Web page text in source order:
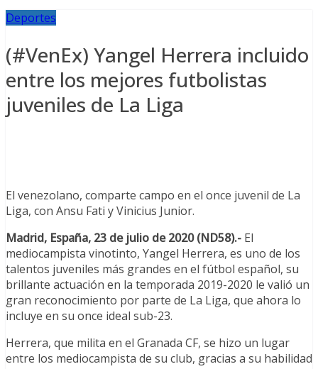
Deportes
(#VenEx) Yangel Herrera incluido
entre los mejores futbolistas
juveniles de La Liga
El venezolano, comparte campo en el once juvenil de La
Liga, con Ansu Fati y Vinicius Junior.
Madrid, España, 23 de julio de 2020 (ND58).- El
mediocampista vinotinto, Yangel Herrera, es uno de los
talentos juveniles más grandes en el fútbol español, su
brillante actuación en la temporada 2019-2020 le valió un
gran reconocimiento por parte de La Liga, que ahora lo
incluye en su once ideal sub-23.
Herrera, que milita en el Granada CF, se hizo un lugar
entre los mediocampista de su club, gracias a su habilidad